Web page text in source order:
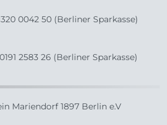
0042 50 (Berliner Sparkasse)
2583 26 (Berliner Sparkasse)
Mariendorf 1897 Berlin e.V